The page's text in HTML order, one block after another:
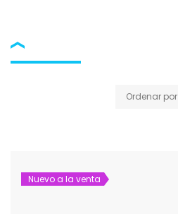
Ordenar por
Nuevo a la venta